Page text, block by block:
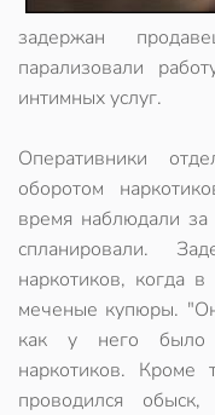
задержан
парализовали
интимных услуг.
Оперативники
оборотом
время наблюдали за
спланировали.
наркотиков, когда
меченые купюры.
как у него было
наркотиков. Кроме
проводился